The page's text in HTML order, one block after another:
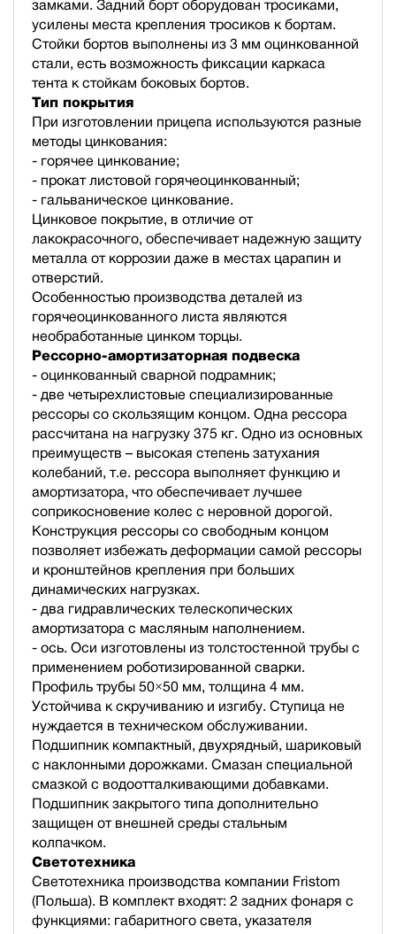
замками. Задний борт оборудован тросиками,
усилены места крепления тросиков к бортам.
Стойки бортов выполнены из 3 мм оцинкованной
стали, есть возможность фиксации каркаса
тента к стойкам боковых бортов.
Тип покрытия
При изготовлении прицепа используются разные
методы цинкования:
- горячее цинкование;
- прокат листовой горячеоцинкованный;
- гальваническое цинкование.
Цинковое покрытие, в отличие от
лакокрасочного, обеспечивает надежную защиту
металла от коррозии даже в местах царапин и
отверстий.
Особенностью производства деталей из
горячеоцинкованного листа являются
необработанные цинком торцы.
Рессорно-амортизаторная подвеска
- оцинкованный сварной подрамник;
- две четырехлистовые специализированные
рессоры со скользящим концом. Одна рессора
рассчитана на нагрузку 375 кг. Одно из основных
преимуществ – высокая степень затухания
колебаний, т.е. рессора выполняет функцию и
амортизатора, что обеспечивает лучшее
соприкосновение колес с неровной дорогой.
Конструкция рессоры со свободным концом
позволяет избежать деформации самой рессоры
и кронштейнов крепления при больших
динамических нагрузках.
- два гидравлических телескопических
амортизатора с масляным наполнением.
- ось. Оси изготовлены из толстостенной трубы с
применением роботизированной сварки.
Профиль трубы 50×50 мм, толщина 4 мм.
Устойчива к скручиванию и изгибу. Ступица не
нуждается в техническом обслуживании.
Подшипник компактный, двухрядный, шариковый
с наклонными дорожками. Смазан специальной
смазкой с водоотталкивающими добавками.
Подшипник закрытого типа дополнительно
защищен от внешней среды стальным
колпачком.
Светотехника
Светотехника производства компании Fristom
(Польша). В комплект входят: 2 задних фонаря с
функциями: габаритного света, указателя